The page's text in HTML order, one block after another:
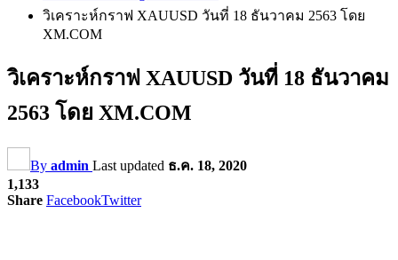
วิเคราะห์กราฟ XAUUSD วันที่ 18 ธันวาคม 2563 โดย
XM.COM
วิเคราะห์กราฟ XAUUSD วันที่ 18 ธันวาคม
2563 โดย XM.COM
By admin Last updated ธ.ค. 18, 2020
1,133
Share FacebookTwitter